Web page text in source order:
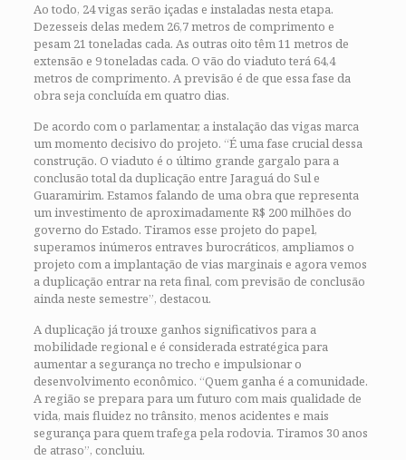
Ao todo, 24 vigas serão içadas e instaladas nesta etapa.
Dezesseis delas medem 26,7 metros de comprimento e
pesam 21 toneladas cada. As outras oito têm 11 metros de
extensão e 9 toneladas cada. O vão do viaduto terá 64,4
metros de comprimento. A previsão é de que essa fase da
obra seja concluída em quatro dias.
De acordo com o parlamentar, a instalação das vigas marca
um momento decisivo do projeto. “É uma fase crucial dessa
construção. O viaduto é o último grande gargalo para a
conclusão total da duplicação entre Jaraguá do Sul e
Guaramirim. Estamos falando de uma obra que representa
um investimento de aproximadamente R$ 200 milhões do
governo do Estado. Tiramos esse projeto do papel,
superamos inúmeros entraves burocráticos, ampliamos o
projeto com a implantação de vias marginais e agora vemos
a duplicação entrar na reta final, com previsão de conclusão
ainda neste semestre”, destacou.
A duplicação já trouxe ganhos significativos para a
mobilidade regional e é considerada estratégica para
aumentar a segurança no trecho e impulsionar o
desenvolvimento econômico. “Quem ganha é a comunidade.
A região se prepara para um futuro com mais qualidade de
vida, mais fluidez no trânsito, menos acidentes e mais
segurança para quem trafega pela rodovia. Tiramos 30 anos
de atraso”, concluiu.